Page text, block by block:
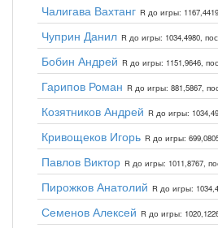
Чалигава Вахтанг R до игры:
Чуприн Данил R до игры: 1034,4980,
Бобин Андрей R до игры: 1151,9646,
Гарипов Роман R до игры: 881,5867,
Козятников Андрей R до игры:
Кривощеков Игорь R до игры:
Павлов Виктор R до игры: 1011,8767,
Пирожков Анатолий R до игры:
Семенов Алексей R до игры: